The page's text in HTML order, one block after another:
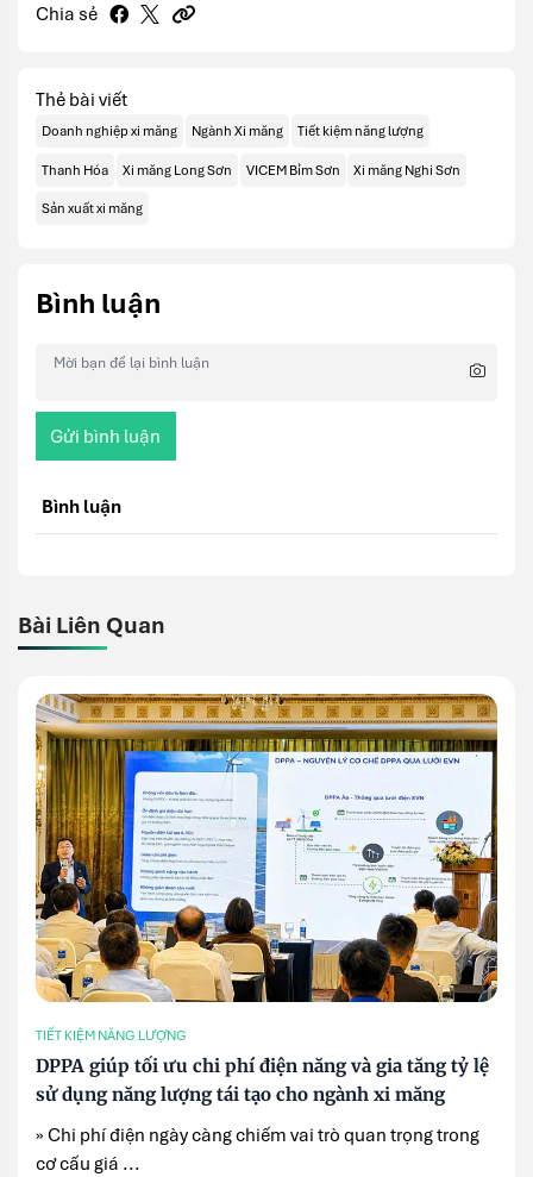
Chia sẻ
Thẻ bài viết
Doanh nghiệp xi măng Ngành Xi măng Tiết kiệm năng lượng
Thanh Hóa Xi măng Long Sơn VICEM Bỉm Sơn Xi măng Nghi Sơn
Sản xuất xi măng
Bình luận
Gửi bình luận
Bình luận
Bài Liên Quan
TIẾT KIỆM NĂNG LƯỢNG
DPPA giúp tối ưu chi phí điện năng và gia tăng tỷ lệ
sử dụng năng lượng tái tạo cho ngành xi măng
» Chi phí điện ngày càng chiếm vai trò quan trọng trong
cơ cấu giá ...